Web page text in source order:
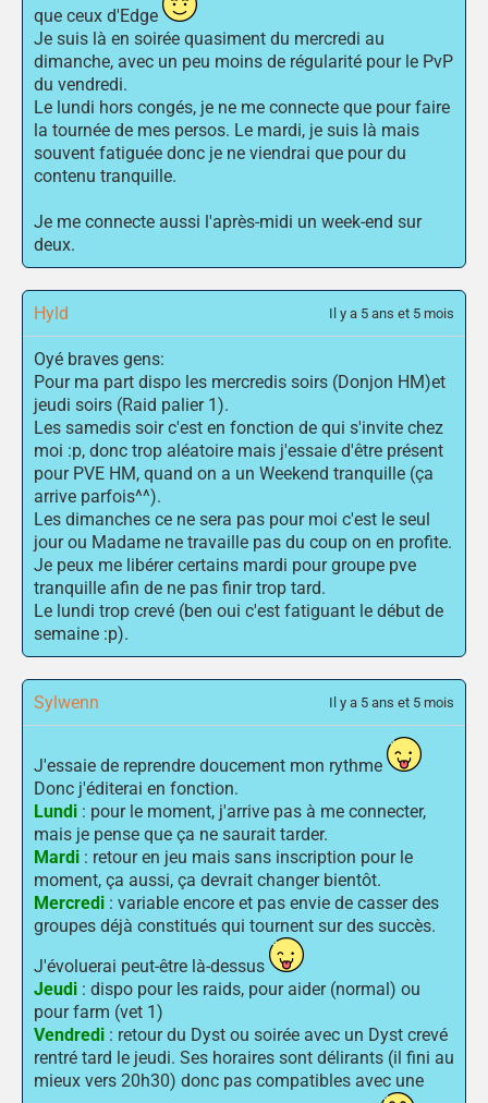
que ceux d'Edge
Je suis là en soirée quasiment du mercredi au
dimanche, avec un peu moins de régularité pour le PvP
du vendredi.
Le lundi hors congés, je ne me connecte que pour faire
la tournée de mes persos. Le mardi, je suis là mais
souvent fatiguée donc je ne viendrai que pour du
contenu tranquille.
Je me connecte aussi l'après-midi un week-end sur
deux.
Hyld Il y a 5 ans et 5 mois
Oyé braves gens:
Pour ma part dispo les mercredis soirs (Donjon HM)et
jeudi soirs (Raid palier 1).
Les samedis soir c'est en fonction de qui s'invite chez
moi :p, donc trop aléatoire mais j'essaie d'être présent
pour PVE HM, quand on a un Weekend tranquille (ça
arrive parfois^^).
Les dimanches ce ne sera pas pour moi c'est le seul
jour ou Madame ne travaille pas du coup on en profite.
Je peux me libérer certains mardi pour groupe pve
tranquille afin de ne pas finir trop tard.
Le lundi trop crevé (ben oui c'est fatiguant le début de
semaine :p).
Sylwenn Il y a 5 ans et 5 mois
J'essaie de reprendre doucement mon rythme
Donc j'éditerai en fonction.
Lundi : pour le moment, j'arrive pas à me connecter,
mais je pense que ça ne saurait tarder.
Mardi : retour en jeu mais sans inscription pour le
moment, ça aussi, ça devrait changer bientôt.
Mercredi : variable encore et pas envie de casser des
groupes déjà constitués qui tournent sur des succès.
J'évoluerai peut-être là-dessus
Jeudi : dispo pour les raids, pour aider (normal) ou
pour farm (vet 1)
Vendredi : retour du Dyst ou soirée avec un Dyst crevé
rentré tard le jeudi. Ses horaires sont délirants (il fini au
mieux vers 20h30) donc pas compatibles avec une